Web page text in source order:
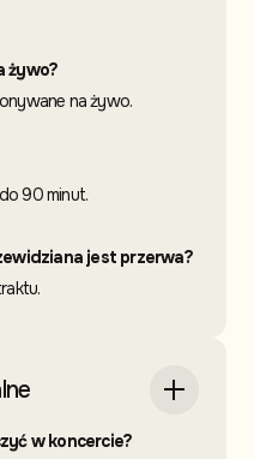
żywo?
na żywo.
90 minut.
jest przerwa?
w koncercie?